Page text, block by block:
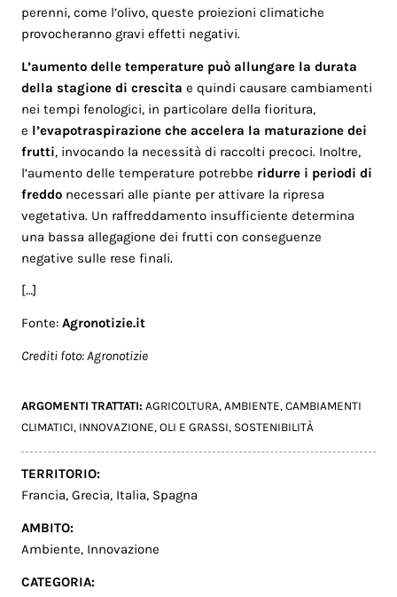
perenni, come l’olivo, queste proiezioni climatiche
provocheranno gravi effetti negativi.
L’aumento delle temperature può allungare la durata
della stagione di crescita e quindi causare cambiamenti
nei tempi fenologici, in particolare della fioritura,
e l’evapotraspirazione che accelera la maturazione dei
frutti, invocando la necessità di raccolti precoci. Inoltre,
l’aumento delle temperature potrebbe ridurre i periodi di
freddo necessari alle piante per attivare la ripresa
vegetativa. Un raffreddamento insufficiente determina
una bassa allegagione dei frutti con conseguenze
negative sulle rese finali.
[…]
Fonte:Agronotizie.it
Crediti foto: Agronotizie
ARGOMENTI TRATTATI:AGRICOLTURA,AMBIENTE,CAMBIAMENTI
CLIMATICI, INNOVAZIONE,OLI E GRASSI, SOSTENIBILITÀ
TERRITORIO:
Francia,Grecia, Italia, Spagna
AMBITO:
Ambiente, Innovazione
CATEGORIA: